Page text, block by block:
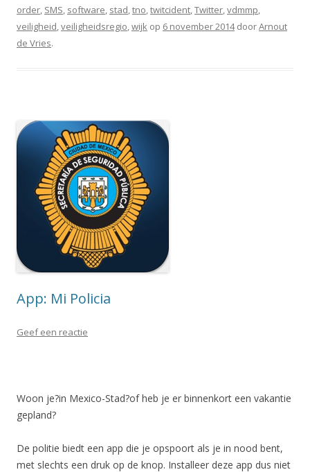
order, SMS, software, stad,tno,twitcident,Twitter,vdmmp,
veiligheid,veiligheidsregio,wijk op 6 november 2014doorArnout
de Vries.
App: Mi Policia
Geef een reactie
Woon je?in Mexico-Stad?of heb je er binnenkort een vakantie
gepland?
De politie biedt een app die je opspoort als je in nood bent,
met slechts een druk op de knop. Installeer deze app dus niet